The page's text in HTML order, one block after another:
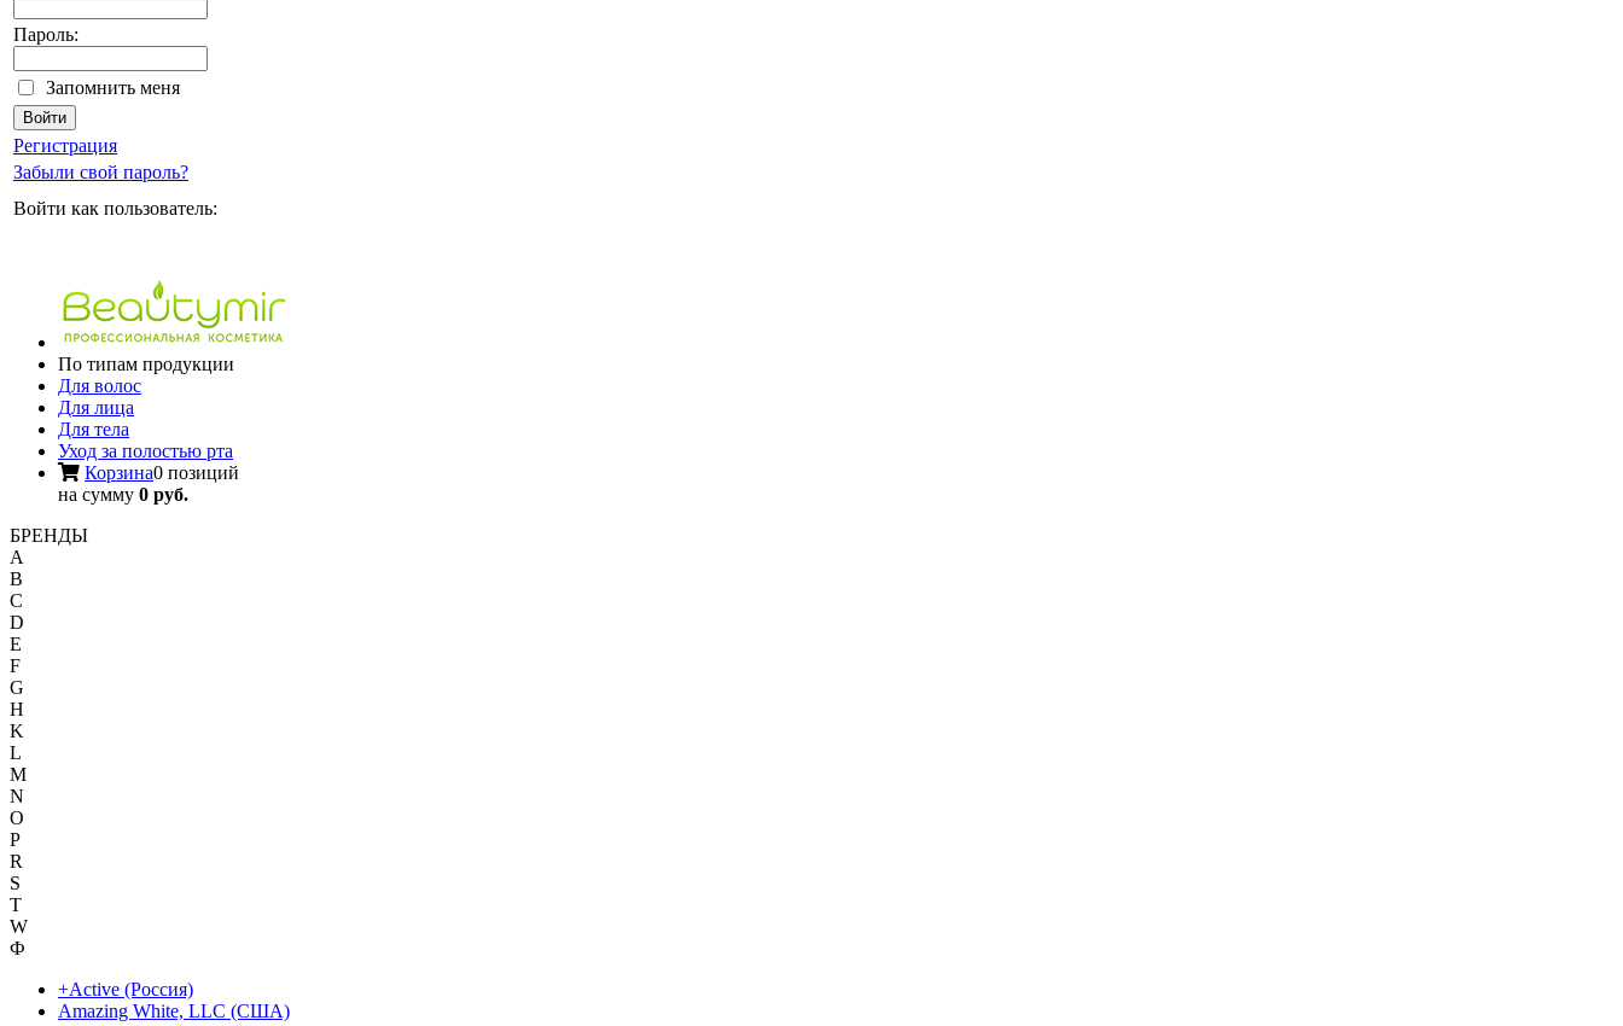
Пароль:
Запомнить меня
Регистрация
Забыли свой пароль?
Войти как пользователь:
По типам продукции
Для волос
Для лица
Для тела
Уход за полостью рта
Корзина0 позиций
на сумму 0 руб.
БРЕНДЫ
A
B
C
D
E
F
G
H
K
L
M
N
O
P
R
S
T
W
Ф
+Active (Россия)
Amazing White, LLC (США)